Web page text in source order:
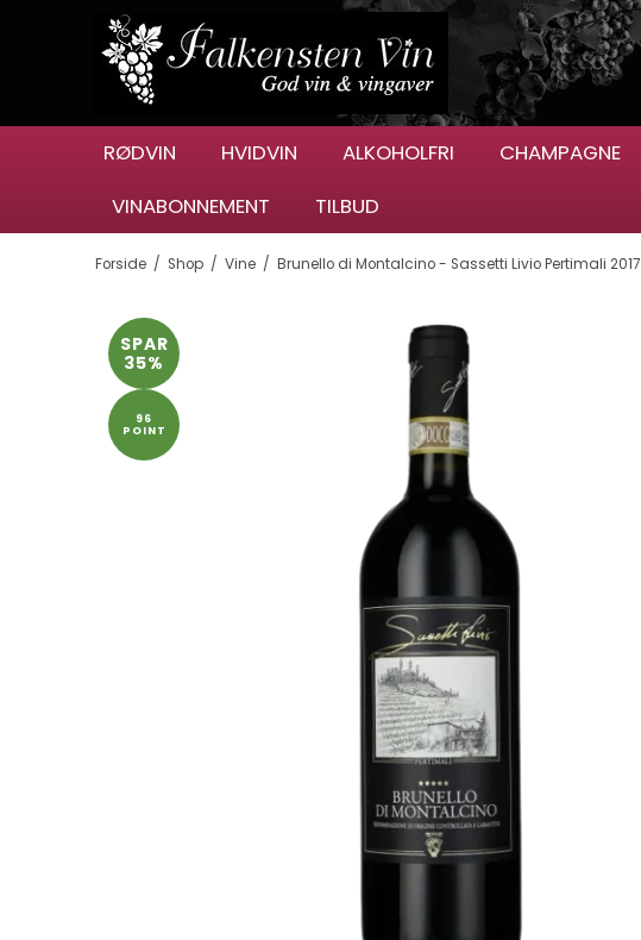
RØDVIN HVIDVIN ALKOHOLFRI CHAMPAGNE
VINABONNEMENT
TILBUD
Forside / Shop / Vine / Brunello di Montalcino - Sassetti Livio Pertimali 2017
SPAR
35%
96
POINT